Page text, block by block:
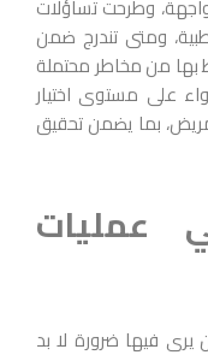
وطرحت تساؤلات
ومتى تندرج ضمن
بها من مخاطر محتملة
على مستوى اختيار
بما يضمن تحقيق
عمليات
يرى فيها ضرورة لا بد